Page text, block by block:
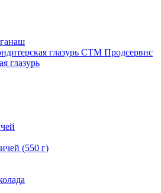
глазурь СТМ Продсервис
глазурь
(550 г)